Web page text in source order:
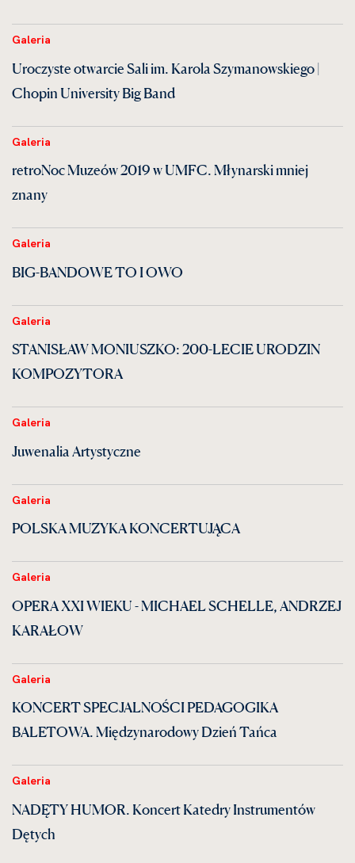
Galeria
Uroczyste otwarcie Sali im. Karola Szymanowskiego |
Chopin University Big Band
Galeria
retroNoc Muzeów 2019 w UMFC. Młynarski mniej
znany
Galeria
BIG-BANDOWE TO I OWO
Galeria
STANISŁAW MONIUSZKO: 200-LECIE URODZIN
KOMPOZYTORA
Galeria
Juwenalia Artystyczne
Galeria
POLSKA MUZYKA KONCERTUJĄCA
Galeria
OPERA XXI WIEKU - MICHAEL SCHELLE, ANDRZEJ
KARAŁOW
Galeria
KONCERT SPECJALNOŚCI PEDAGOGIKA
BALETOWA. Międzynarodowy Dzień Tańca
Galeria
NADĘTY HUMOR. Koncert Katedry Instrumentów
Dętych